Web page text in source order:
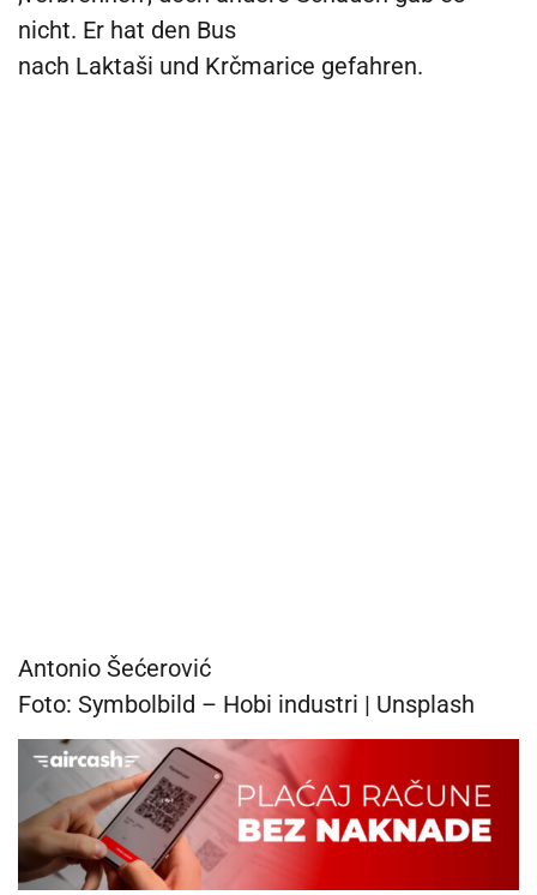
nicht. Er hat den Bus
nach Laktaši und Krčmarice gefahren.
Antonio Šećerović
Foto: Symbolbild – Hobi industri | Unsplash